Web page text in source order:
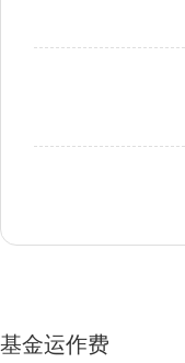
基金运作费